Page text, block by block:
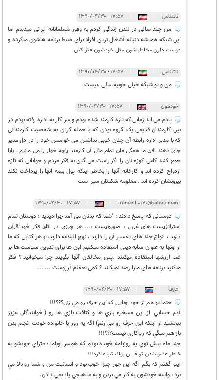
ناشناس ۱۷:۵۷ - ۱۳۹۰/۰۴/۳۰
من چند سالی در لندن زندگی کردم به وفور مسلمانانه ایرانی میدیدم اما
این شبکه همیشه دنباله آشغال ترین افراد برای ضبط برنامه هاشون میگرده و
دوست دارن مخاطباشون مثل خودشون فکر کنن
ناشناس ۱۷:۵۷ - ۱۳۹۰/۰۴/۳۰
من و تو شبکه خیلی خوبیه.عالی .بیست
خودمون ۱۷:۵۷ - ۱۳۹۰/۰۴/۳۰
یادم می اید زمانی که تازه کارمند شده بودم و سر کار به اداره رفته بودم در
بین کارمندان قدیمی یک گروه بودن که با حمله کردن به شخصیت کارمندانی
که با مدیر اداره رابطه آن چنان خوبی نداشتن می خواستن خود را در دل مدیر
جای دهند الان ما همگی مان تمام مثل آن کارمند پاچه خوار را می مانیم . بابا
جمع کنید کاس کوزه تان را اگر راست می گین به فکر مردم و جوانانی که تازه
ازدواج کرده اند و کارخانه آنها را بخاطر اینکه پول بیمه انها را پرداخت نکند
بیرونشان کرده اند . معلومه شکمتان سیر است
irancell.0121@yahoo.com ۱۷:۵۷ - ۱۳۹۰/۰۴/۳۰
دوستانی که پاسخ دادند : "شما که بدتان می آمد چرا دیدید : دوستان تمام
استراتژیست های غربی ، صهیونیست ،... هر چیزی در اتاق فکر خود قرآن
دارند ، انواع جلد های تفسیر آن را دارند ، نهج البلاغه دارند، و هر کتابی که ما
از اونها به عنوان منابه دینی استفاده میکنیم اون ها برای تدوین سیاست ها بر
ضد ارزشها استفاده میکنند .پس مخالفان آنها بگویند چرا میخوانید ؟ فکر
میکنید برنامه های مارا رصد نمیکنند ؟ کمی تعقلم آرزوست .......
عارف ۱۷:۵۷ - ۱۳۹۰/۰۴/۳۰
حتما تو هم از خود اونايي كه اين حرف رو مي زني؟؟؟!!!
آدم حسابي! از اين مسخره بازي ها و كثافت بازي ها رو ( خوانندگان عزيز
ببخشيد از اينكه اين حرف رو مي زنم) اگه يه روز با خانواده خودت انجام بدن
باز هم ميگي كه رياكاري نيست؟؟؟!!!
چند ماه پيش توي يه روزنامه خونده بودم كه همسر اوباما دختراي خودشو به
خاطر عضو شدن تو فيس بوك تنبيه كرد!!!
اينو گفتم كه بگم اگه اين جور چيزا خوب بود و انسانيت من و شما رو بالا مي
برد ، واسه خودشون به كار مي بردن و به ما هيچي ياد نمي دادن.